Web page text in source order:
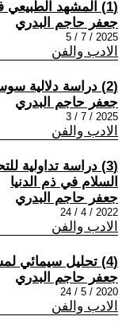
(1) المشهد الطبيعي في يوم الطف و زيادة البلاء
جعفر حاجم البدري
2025 / 7 / 5
الادب والفن
(2) دراسة دلالية سوسيولغوية لأراجيز يوم الطف
جعفر حاجم البدري
2025 / 7 / 3
الادب والفن
(3) دراسة تداولية
السلام في ذم الدنيا
جعفر حاجم البدري
2022 / 4 / 24
الادب والفن
(4) تحليل سيمائي لمسلسل البرنس ( ج 1 )
جعفر حاجم البدري
2020 / 5 / 24
الادب والفن